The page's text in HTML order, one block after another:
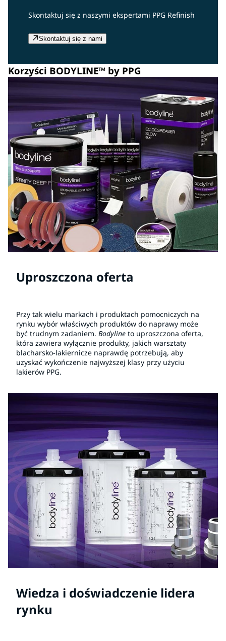
Skontaktuj się z naszymi ekspertami PPG Refinish
Skontaktuj się z nami
Korzyści BODYLINE™ by PPG
Uproszczona oferta
Przy tak wielu markach i produktach pomocniczych na
rynku wybór właściwych produktów do naprawy może
być trudnym zadaniem. Bodyline to uproszczona oferta,
która zawiera wyłącznie produkty, jakich warsztaty
blacharsko-lakiernicze naprawdę potrzebują, aby
uzyskać wykończenie najwyższej klasy przy użyciu
lakierów PPG.
Wiedza i doświadczenie lidera
rynku